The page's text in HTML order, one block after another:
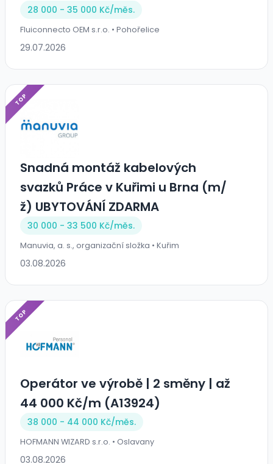
28 000 - 35 000 Kč/měs.
Fluiconnecto OEM s.r.o. • Pohořelice
29.07.2026
TOP
Snadná montáž kabelových
svazků Práce v Kuřimi u Brna (m/
ž) UBYTOVÁNÍ ZDARMA
30 000 - 33 500 Kč/měs.
Manuvia, a. s., organizační složka • Kuřim
03.08.2026
TOP
Operátor ve výrobě ️| 2 směny | až
44 000 Kč/m (A13924)
38 000 - 44 000 Kč/měs.
HOFMANN WIZARD s.r.o. • Oslavany
03.08.2026